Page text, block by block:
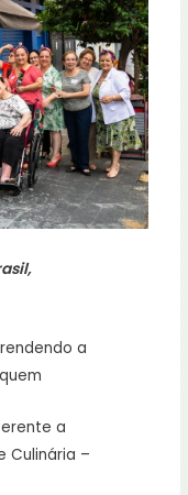
a
a
Culinária –